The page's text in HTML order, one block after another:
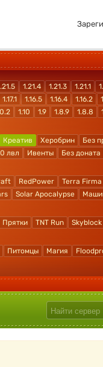
1.21.4 1.21.3 1.21.1
1.17.1 1.16.5 1.16.4 1.16.2
1.10 1.9 1.8.9 1.8.8
Креатив Херобрин Без
лвл Ивенты Без доната
RedPower Terra
Solar Apocalypse
Прятки TNT Run Skyblock
Питомцы Магия